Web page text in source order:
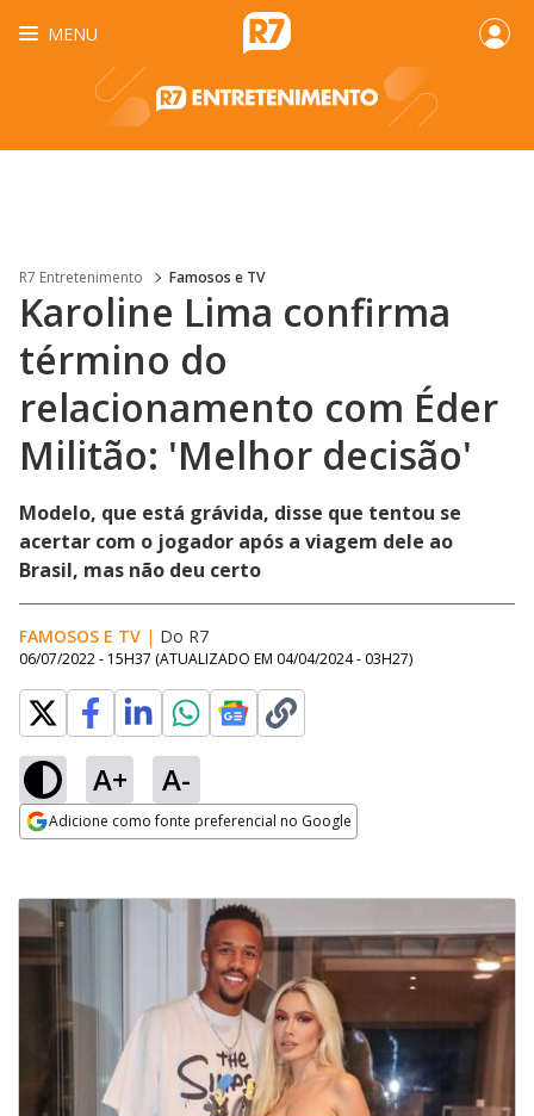
MENU
R7 Entretenimento Famosos e TV
Karoline Lima confirma
término do
relacionamento com Éder
Militão: 'Melhor decisão'
Modelo, que está grávida, disse que tentou se
acertar com o jogador após a viagem dele ao
Brasil, mas não deu certo
FAMOSOS E TV | Do R7
06/07/2022 - 15H37 (ATUALIZADO EM 04/04/2024 - 03H27)
A+ A-
Adicione como fonte preferencial no Google